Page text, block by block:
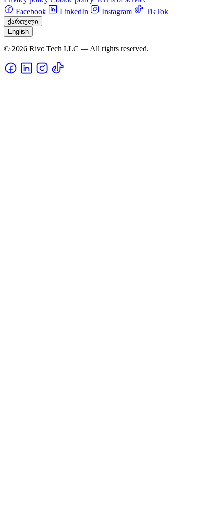
Facebook
LinkedIn Instagram TikTok
ქართული
English
© 2026 Rivo Tech LLC — All rights reserved.